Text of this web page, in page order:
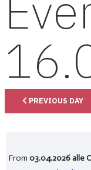
PREVIOUS DAY
From03.04.2026 alle